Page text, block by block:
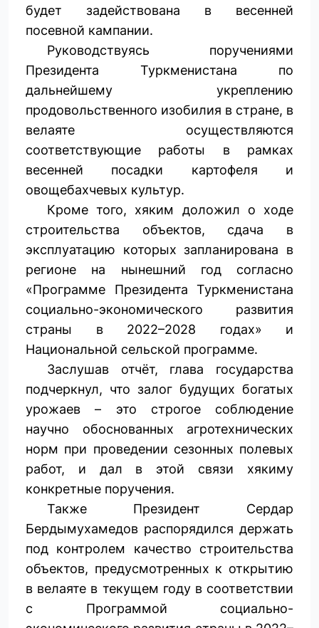
будет задействована в весенней
посевной кампании.
Руководствуясь поручениями
Президента Туркменистана по
дальнейшему укреплению
продовольственного изобилия в стране, в
велаяте осуществляются
соответствующие работы в рамках
весенней посадки картофеля и
овощебахчевых культур.
Кроме того, хяким доложил о ходе
строительства объектов, сдача в
эксплуатацию которых запланирована в
регионе на нынешний год согласно
«Программе Президента Туркменистана
социально-­экономического развития
страны в 2022–2028 годах» и
Национальной сельской программе.
Заслушав отчёт, глава государства
подчеркнул, что залог будущих богатых
урожаев – это строгое соблюдение
научно обоснованных агротехнических
норм при проведении сезонных полевых
работ, и дал в этой связи хякиму
конкретные поручения.
Также Президент Сердар
Бердымухамедов распорядился держать
под контролем качество строительства
объектов, предусмотренных к открытию
в велаяте в текущем году в соответствии
с Программой социально-